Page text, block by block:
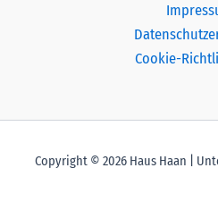
Cookie-
Copyright © 2026 Haus Haan |